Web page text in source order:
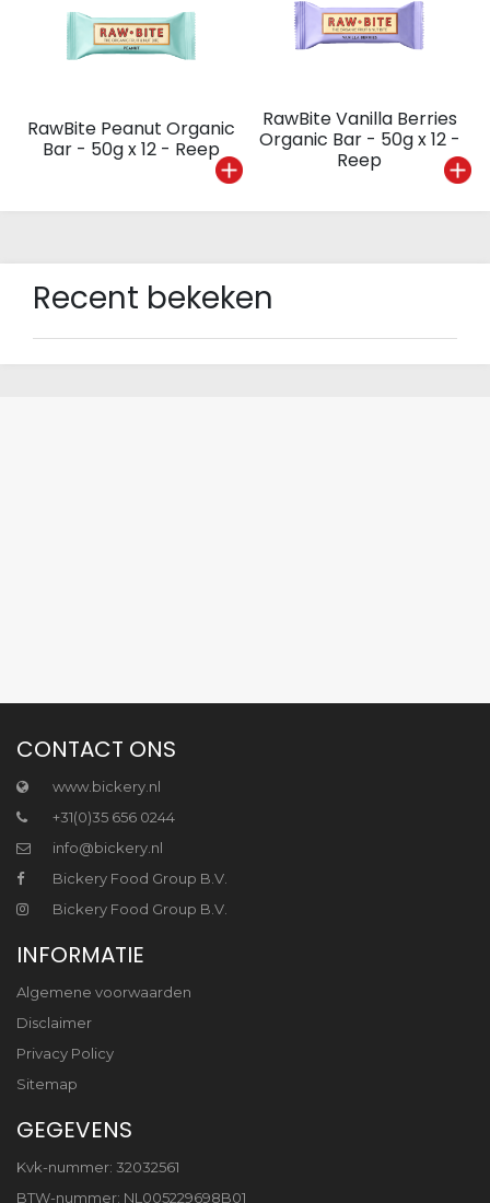
RawBite Peanut Organic
Bar - 50g x 12 - Reep
RawBite Vanilla Berries
Organic Bar - 50g x 12 -
Reep
Recent bekeken
CONTACT ONS
www.bickery.nl
+31(0)35 656 0244
info@bickery.nl
Bickery Food Group B.V.
Bickery Food Group B.V.
INFORMATIE
Algemene voorwaarden
Disclaimer
Privacy Policy
Sitemap
GEGEVENS
Kvk-nummer: 32032561
BTW-nummer: NL005229698B01